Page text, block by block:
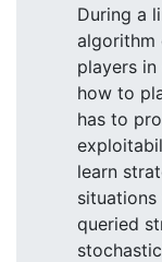
During a
algorithm
players
how to
has to
learn
queried